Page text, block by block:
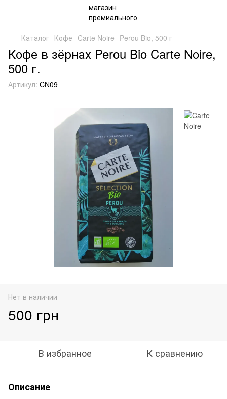
Каталог Кофе Carte Noire Perou Bio, 500 г
Кофе в зёрнах Perou Bio Carte Noire,
500 г.
Артикул: CN09
Нет в наличии
500 грн
В избранное К сравнению
Описание